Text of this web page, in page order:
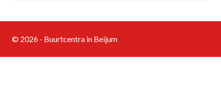
© 2026 - Buurtcentra in Beijum